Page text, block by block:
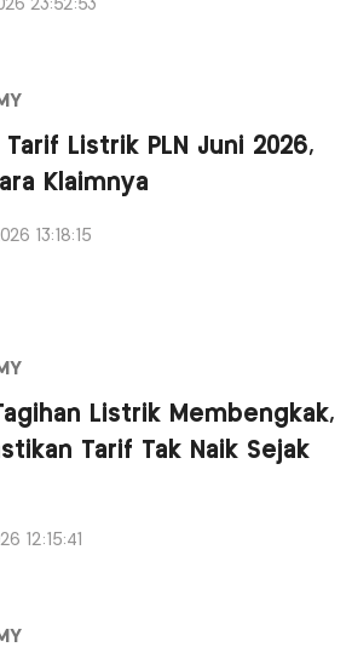
23:52:53
Tarif Listrik PLN Juni 2026,
Klaimnya
13:18:15
Listrik Membengkak,
Tarif Tak Naik Sejak
12:15:41